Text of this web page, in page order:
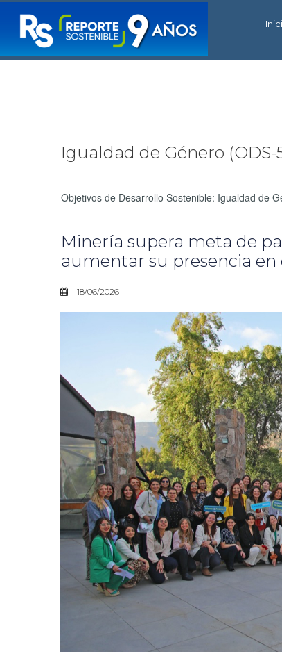
Igualdad de Género (ODS-
Objetivos de Desarrollo Sostenible: Igualdad de
Minería supera meta de
aumentar su presencia en
18/06/2026